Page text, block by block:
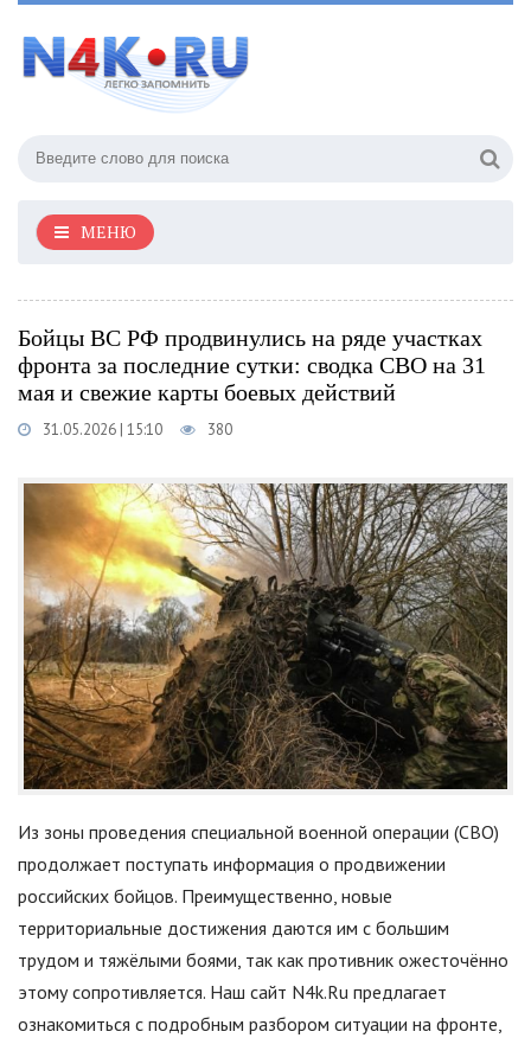
МЕНЮ
Бойцы ВС РФ продвинулись на ряде участках
фронта за последние сутки: сводка СВО на 31
мая и свежие карты боевых действий
31.05.2026 | 15:10 380
Из зоны проведения специальной военной операции (СВО)
продолжает поступать информация о продвижении
российских бойцов. Преимущественно, новые
территориальные достижения даются им с большим
трудом и тяжёлыми боями, так как противник ожесточённо
этому сопротивляется. Наш сайт N4k.Ru предлагает
ознакомиться с подробным разбором ситуации на фронте,